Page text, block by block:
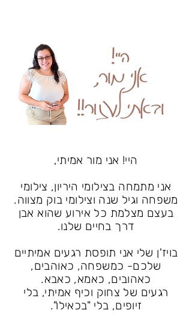
היי! אני מור אמיתי,
אני מתמחה בצילומי היריון, צילומי
משפחה וגיל שנה וצילומי בוק מצווה.
בעצם מצלמת כל אירוע שהוא אבן
דרך בחיים שלנו.
בויז'ן שלי אני תופסת רגעים אמיתיים
שלכם- כמשפחה, כאוהבים,
כאהובים, כאמא, כאבא.
רגעים של צחוק וכיף אמיתי, בלי
זיופים, בלי "בכאילו".